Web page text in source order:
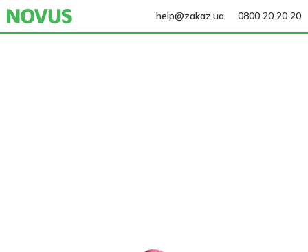
help@zakaz.ua 0800 20 20 20